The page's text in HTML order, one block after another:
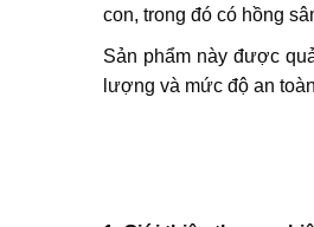
con, trong đó có hồng
Sản phẩm này được
lượng và mức độ an